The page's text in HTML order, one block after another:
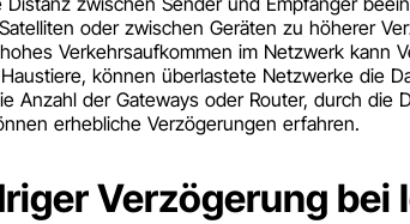
oder zwischen Geräten zu höherer
Verkehrsaufkommen im Netzwerk kann
können überlastete Netzwerke die
Anzahl der Gateways oder Router, durch
erhebliche Verzögerungen erfahren.
Verzögerung bei